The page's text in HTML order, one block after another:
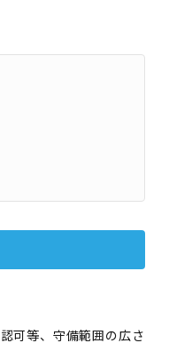
可等、守備範囲の広さ